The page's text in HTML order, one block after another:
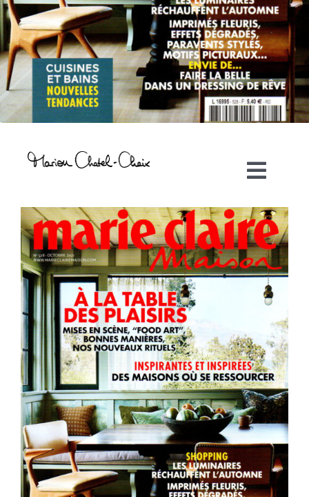
Artiste plasticienne
Collaborations
Direction créative
Références
Podcasts
Blog
TEDx